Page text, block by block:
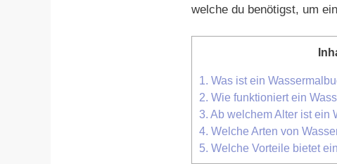
welche du benötigst, um
1. Was ist ein
2. Wie funktioniert ein
3. Ab welchem Alter ist ein
4. Welche Arten von
5. Welche Vorteile bietet